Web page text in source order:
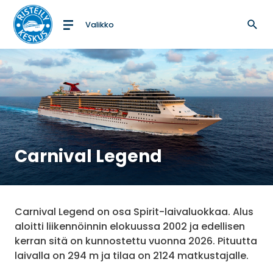
Etusivulle
Valikko
Carnival Legend
Carnival Legend on osa Spirit-laivaluokkaa. Alus
aloitti liikennöinnin elokuussa 2002 ja edellisen
kerran sitä on kunnostettu vuonna 2026. Pituutta
laivalla on 294 m ja tilaa on 2124 matkustajalle.